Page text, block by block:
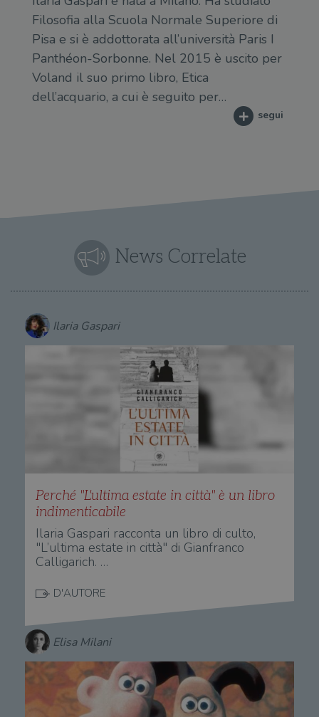
Filosofia alla Scuola Normale Superiore di
Pisa e si è addottorata all’università ­Paris I
Panthéon-Sorbonne. Nel 2015 è uscito per
Voland il suo primo libro, Etica
dell’acquario, a cui è seguito per…
segui
News Correlate
Ilaria Gaspari
Perché "L'ultima estate in città" è un libro
indimenticabile
Ilaria Gaspari racconta un libro di culto,
"L’ultima estate in città" di Gianfranco
Calligarich. …
D'AUTORE
Elisa Milani